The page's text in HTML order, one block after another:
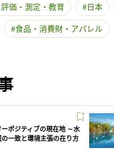
価・測定・教育
日本
食品・消費財・アパレル
ーポジティブの現在地 ～水
一致と環境主張の在り方